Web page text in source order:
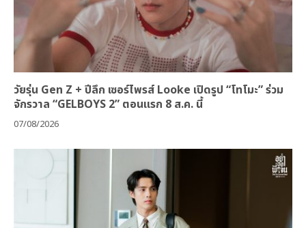
วัยรุ่น Gen Z + ปีลึก เซอร์ไพรส์ Looke เปิดรูป “โทโมะ” ร่วม
จักรวาล “GELBOYS 2” ตอนแรก 8 ส.ค. นี้
07/08/2026